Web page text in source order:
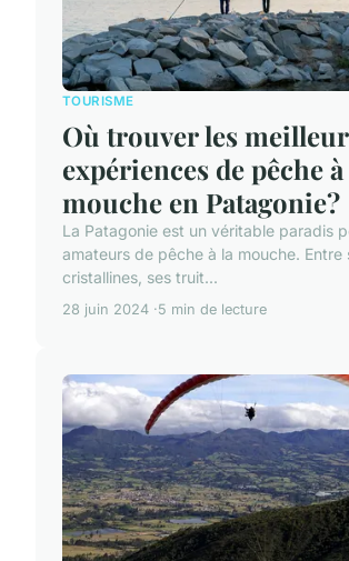
TOURISME
Où trouver les
expériences de pêche
mouche en Patagonie?
La Patagonie est un véritable paradis
amateurs de pêche à la mouche. Entre
cristallines, ses truit...
28 juin 2024 5 min de lecture